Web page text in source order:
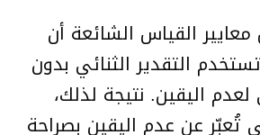
القياس الشائعة أن
التقدير الثنائي بدون
اليقين. نتيجة لذلك،
تُعبّر عن عدم اليقين بصراحة